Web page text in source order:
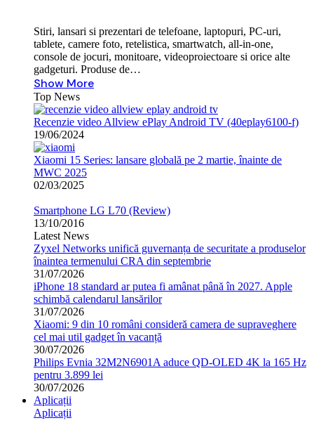
Stiri, lansari si prezentari de telefoane, laptopuri, PC-uri,
tablete, camere foto, retelistica, smartwatch, all-in-one,
console de jocuri, monitoare, videoproiectoare si orice alte
gadgeturi. Produse de…
Show More
Top News
Recenzie video Allview ePlay Android TV (40eplay6100-f)
19/06/2024
Xiaomi 15 Series: lansare globală pe 2 martie, înainte de
MWC 2025
02/03/2025
Smartphone LG L70 (Review)
13/10/2016
Latest News
Zyxel Networks unifică guvernanța de securitate a produselor
înaintea termenului CRA din septembrie
31/07/2026
iPhone 18 standard ar putea fi amânat până în 2027. Apple
schimbă calendarul lansărilor
31/07/2026
Xiaomi: 9 din 10 români consideră camera de supraveghere
cel mai util gadget în vacanță
30/07/2026
Philips Evnia 32M2N6901A aduce QD-OLED 4K la 165 Hz
pentru 3.899 lei
30/07/2026
Aplicații
Aplicații